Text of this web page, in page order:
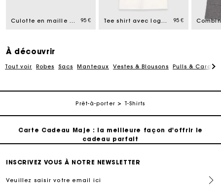
Culotte en maille avec crochet 95 € Tee shirt avec logo Paris brodé 95 €
À découvrir
Tout voir Robes Sacs Manteaux Vestes & Blousons Pulls &
Prêt-à-porter T-Shirts
Livraison à domicile offerte sous 2 jours ouvrés
Paiement en plusieurs fois sans frais
Suivi de commande
Carte Cadeau Maje : la meilleure façon d'offrir le
cadeau parfait
Livraison à domicile offerte sous 2 jours ouvrés
INSCRIVEZ VOUS À NOTRE NEWSLETTER
Veuillez saisir votre email ici